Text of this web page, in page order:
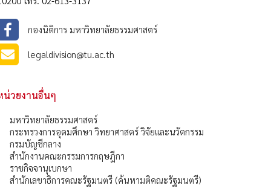
กองนิติการ มหาวิทยาลัยธรรมศาสตร์
legaldivision@tu.ac.th
น่วยงานอื่นๆ
มหาวิทยาลัยธรรมศาสตร์
กระทรวงการอุดมศึกษา วิทยาศาสตร์ วิจัยและนวัตกรรม
กรมบัญชีกลาง
สำนักงานคณะกรรมการกฤษฎีกา
ราชกิจจานุเบกษา
สำนักเลขาธิการคณะรัฐมนตรี (ค้นหามติคณะรัฐมนตรี)